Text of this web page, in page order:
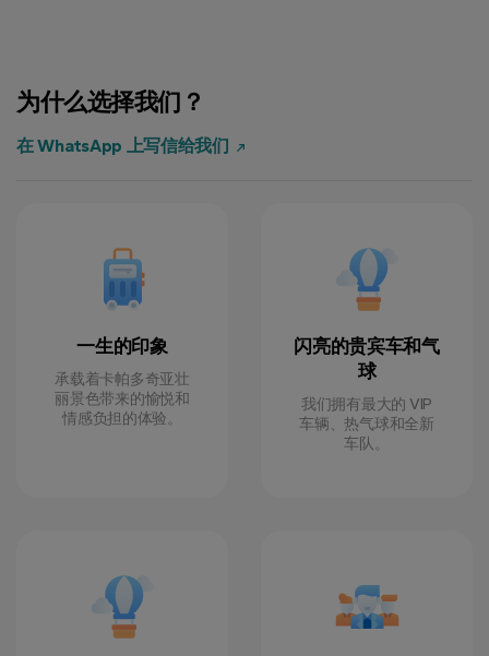
为什么选择我们？
在 WhatsApp 上写信给我们
一生的印象
承载着卡帕多奇亚壮
丽景色带来的愉悦和
情感负担的体验。
闪亮的贵宾车和气
球
我们拥有最大的 VIP
车辆、热气球和全新
车队。